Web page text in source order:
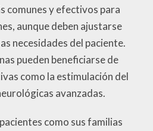
comunes y efectivos para
aunque deben ajustarse
necesidades del paciente.
pueden beneficiarse de
como la estimulación del
avanzadas.
como sus familias